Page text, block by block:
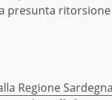
presunta ritorsione
Regione